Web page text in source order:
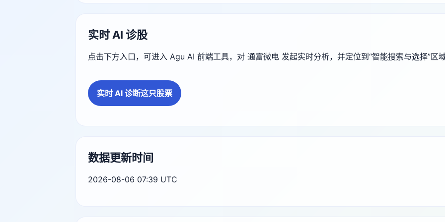
实时 AI 诊股
点击下方入口，可进入 Agu AI 前端工具，对 通富微电 发起实时分析，并定位到“智能搜索与选择”区
实时 AI 诊断这只股票
数据更新时间
2026-08-06 07:39 UTC